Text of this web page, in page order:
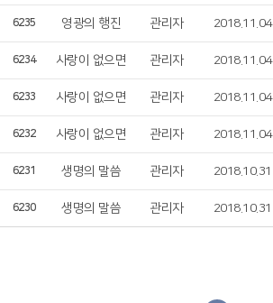
6235 영광의 행진 관리자 2018.11.04
6234 사랑이 없으면 관리자 2018.11.04
6233 사랑이 없으면 관리자 2018.11.04
6232 사랑이 없으면 관리자 2018.11.04
6231 생명의 말씀 관리자 2018.10.31
6230 생명의 말씀 관리자 2018.10.31